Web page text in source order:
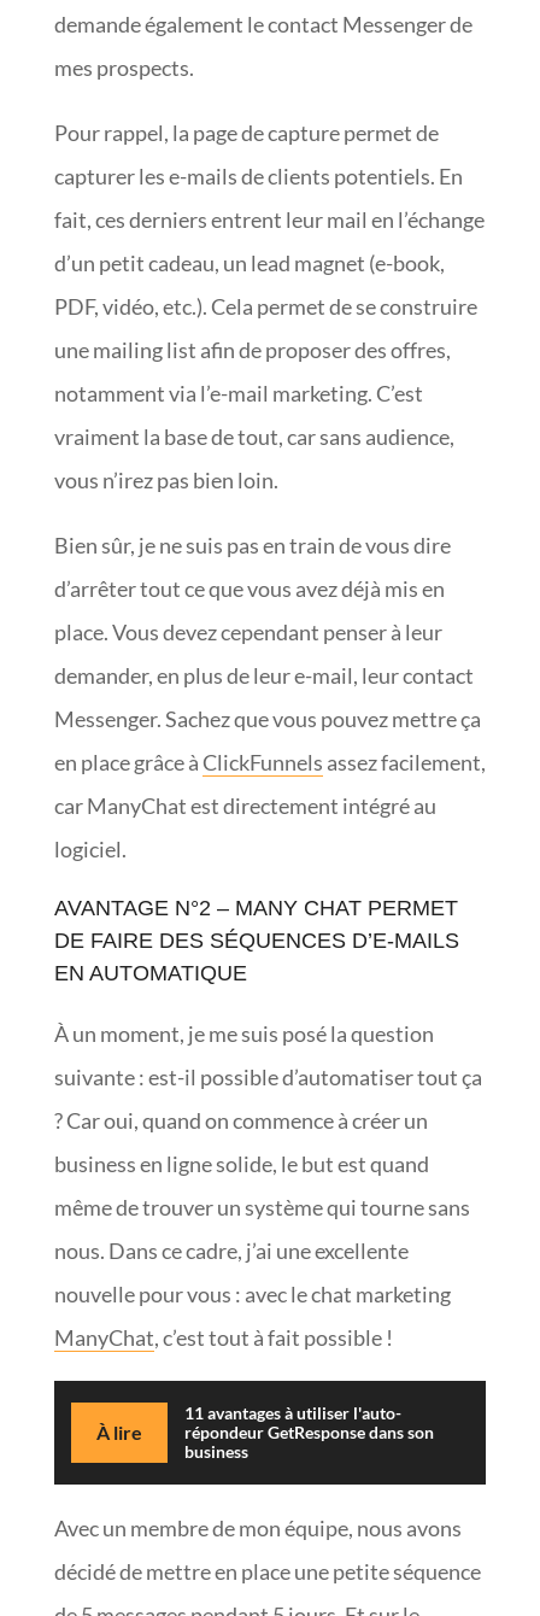
demande également le contact Messenger de
mes prospects.
Pour rappel, la page de capture permet de
capturer les e-mails de clients potentiels. En
fait, ces derniers entrent leur mail en l’échange
d’un petit cadeau, un lead magnet (e-book,
PDF, vidéo, etc.). Cela permet de se construire
une mailing list afin de proposer des offres,
notamment via l’e-mail marketing. C’est
vraiment la base de tout, car sans audience,
vous n’irez pas bien loin.
Bien sûr, je ne suis pas en train de vous dire
d’arrêter tout ce que vous avez déjà mis en
place. Vous devez cependant penser à leur
demander, en plus de leur e-mail, leur contact
Messenger. Sachez que vous pouvez mettre ça
en place grâce àClickFunnels assez facilement,
car ManyChat est directement intégré au
logiciel.
AVANTAGE N°2 – MANY CHAT PERMET
DE FAIRE DES SÉQUENCES D’E-MAILS
EN AUTOMATIQUE
À un moment, je me suis posé la question
suivante : est-il possible d’automatiser tout ça
? Car oui, quand on commence à créer un
business en ligne solide, le but est quand
même de trouver un système qui tourne sans
nous. Dans ce cadre, j’ai une excellente
nouvelle pour vous : avec le chat marketing
ManyChat, c’est tout à fait possible !
À lire
11 avantages à utiliser l'auto-
répondeur GetResponse dans son
business
Avec un membre de mon équipe, nous avons
décidé de mettre en place une petite séquence